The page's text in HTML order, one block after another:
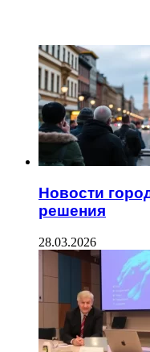
Новости
решения
28.03.2026